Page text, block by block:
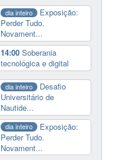
dia inteiro
Exposição:
Perder Tudo.
Novament...
14:00Soberania
tecnológica e digital
dia inteiro
Desafio
Universitário de
Nautide...
dia inteiro
Exposição:
Perder Tudo.
Novament...